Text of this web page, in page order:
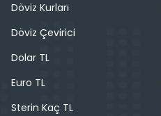
Döviz Kurları
Döviz Çevirici
Dolar TL
Euro TL
Sterin Kaç TL